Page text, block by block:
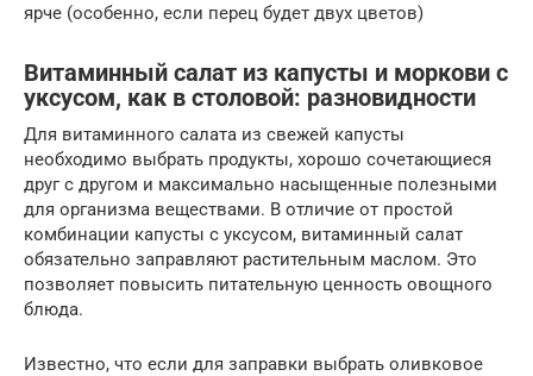
ярче (особенно, если перец будет двух цветов)
Витаминный салат из капусты и моркови с
уксусом, как в столовой: разновидности
Для витаминного салата из свежей капусты
необходимо выбрать продукты, хорошо сочетающиеся
друг с другом и максимально насыщенные полезными
для организма веществами. В отличие от простой
комбинации капусты с уксусом, витаминный салат
обязательно заправляют растительным маслом. Это
позволяет повысить питательную ценность овощного
блюда.
Известно, что если для заправки выбрать оливковое